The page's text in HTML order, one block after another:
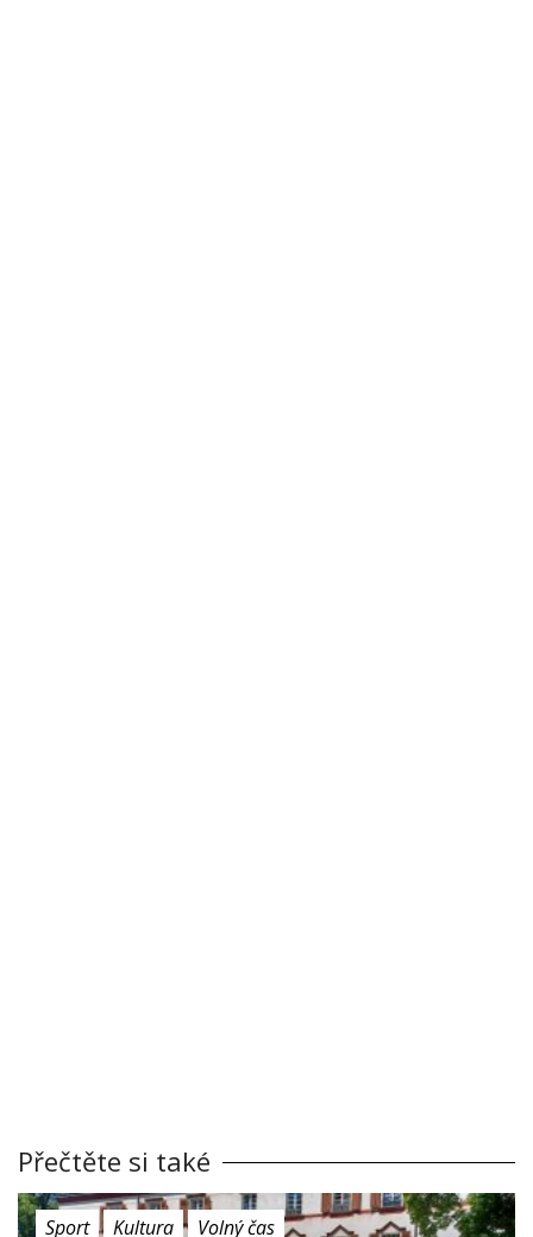
Přečtěte si také
Sport Kultura Volný čas